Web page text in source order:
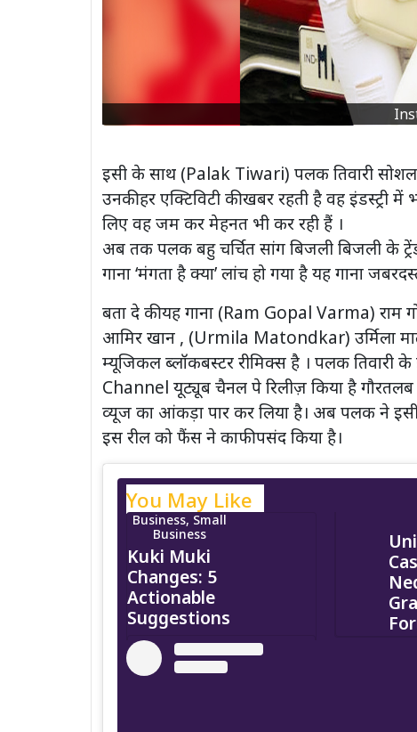
इसी के साथ (Palak Tiwari) पलक तिवारी
उनकी हर एक्टिविटी की खबर रहती है वह
लिए वह जम कर मेहनत भी कर रही हैं ।
अब तक पलक बहु चर्चित सांग बिजली बिजली के
गाना ‘मंगता है क्या’ लांच हो गया है यह गाना
बता दे की यह गाना (Ram Gopal Varma)
आमिर खान , (Urmila Matondkar) उर्मिला
म्यूजिकल ब्लॉकबस्टर रीमिक्स है । पलक तिवारी
Channel यूट्यूब चैनल पे रिलीज़ किया है
व्यूज का आंकड़ा पार कर लिया है। अब पलक ने
इस रील को फैंस ने काफी पसंद किया है।
You May Like
Business, Small
Business
Kuki Muki
Changes: 5
Actionable
Suggestions